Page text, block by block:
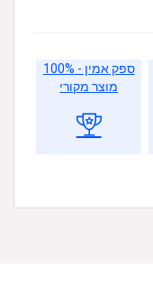
ספק אמין - 100%
מוצר מקורי